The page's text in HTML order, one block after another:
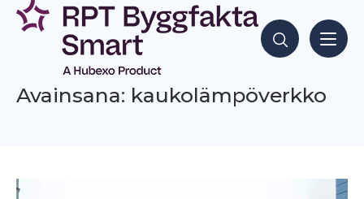
Siirry
sisältöön
Hae sisältöjä
Avainsana: kaukolämpöverkko